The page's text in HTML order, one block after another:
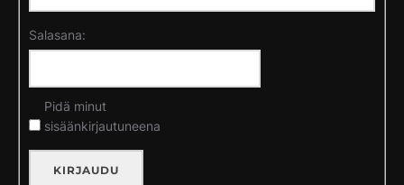
Salasana:
Pidä minut
sisäänkirjautuneena
KIRJAUDU